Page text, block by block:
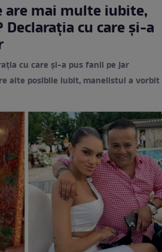
are mai multe iubite,
Declarația cu care și-a
cu care și-a pus fanii pe jar
alte posibile iubit, manelistul a vorbit